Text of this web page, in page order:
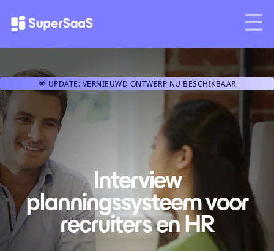
🌟 UPDATE: VERNIEUWD ONTWERP NU BESCHIKBAAR
Interview
planningssysteem voor
recruiters en HR